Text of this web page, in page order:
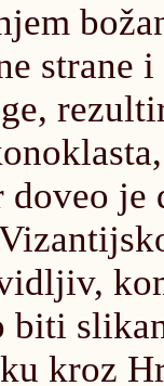
strane
doveo
biti
kroz